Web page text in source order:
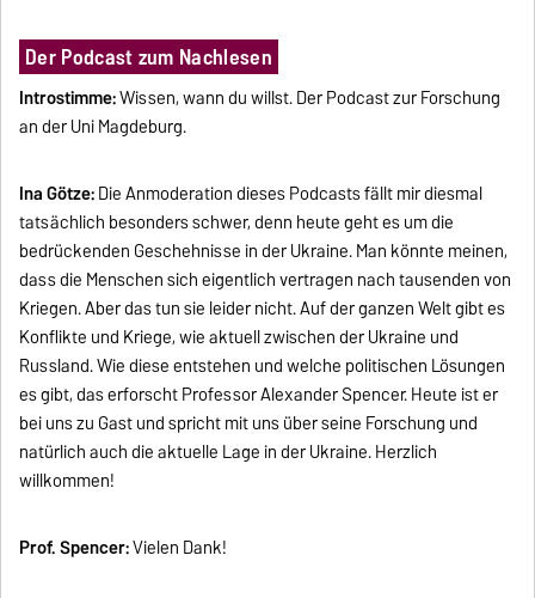
Der Podcast zum Nachlesen
Introstimme:Wissen, wann du willst. Der Podcast zur Forschung
an der Uni Magdeburg.
Ina Götze:Die Anmoderation dieses Podcasts fällt mir diesmal
tatsächlich besonders schwer, denn heute geht es um die
bedrückenden Geschehnisse in der Ukraine. Man könnte meinen,
dass die Menschen sich eigentlich vertragen nach tausenden von
Kriegen. Aber das tun sie leider nicht. Auf der ganzen Welt gibt es
Konflikte und Kriege, wie aktuell zwischen der Ukraine und
Russland. Wie diese entstehen und welche politischen Lösungen
es gibt, das erforscht Professor Alexander Spencer. Heute ist er
bei uns zu Gast und spricht mit uns über seine Forschung und
natürlich auch die aktuelle Lage in der Ukraine. Herzlich
willkommen!
Prof. Spencer:Vielen Dank!